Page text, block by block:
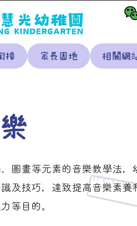
接 家長園地 相關網
圖畫等元素的音樂教學法，
及技巧，達致提高音樂素養
等目的。